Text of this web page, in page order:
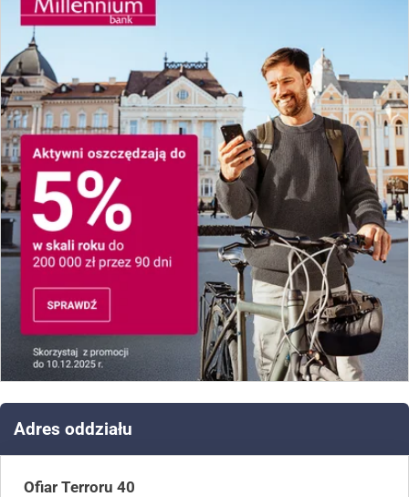
Adres oddziału
Ofiar Terroru 40